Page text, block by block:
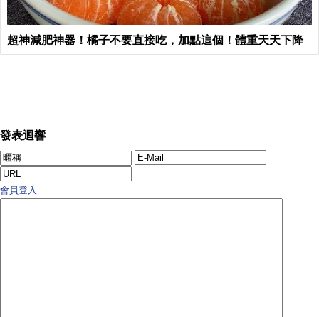
超神減肥神器！橘子不要直接吃，加點這個！體重天天下降
發表迴響
會員登入